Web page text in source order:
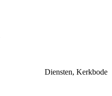
Diensten, Kerkbode